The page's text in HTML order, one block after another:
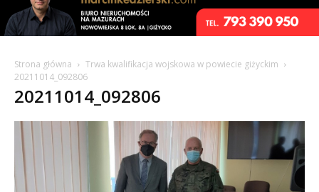
Strona główna
Trwa kwalifikacja wojskowa w powiecie giżyckim
20211014_092806
20211014_092806